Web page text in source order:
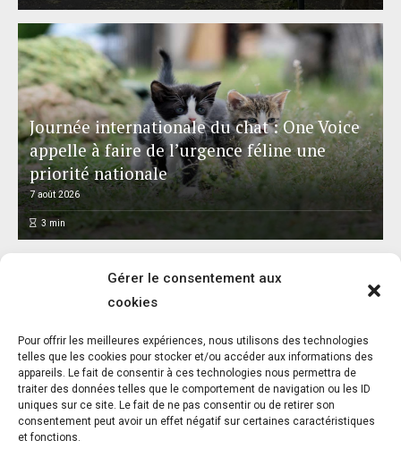
Gérer le consentement aux
cookies
Pour offrir les meilleures expériences, nous utilisons des technologies
telles que les cookies pour stocker et/ou accéder aux informations des
appareils. Le fait de consentir à ces technologies nous permettra de
traiter des données telles que le comportement de navigation ou les ID
uniques sur ce site. Le fait de ne pas consentir ou de retirer son
consentement peut avoir un effet négatif sur certaines caractéristiques
et fonctions.
Journée internationale du chat : One Voice
appelle à faire de l’urgence féline une
priorité nationale
7 août 2026
3 min
L’association FUTUR dénonce le recours à
des « tirs sanitaires » sur des animaux
sauvages déjà victimes de l’incendie
d’Achères-la-Forêt
7 août 2026